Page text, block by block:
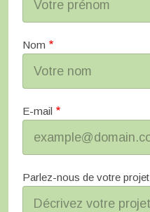
Nom
E-mail
Parlez-nous de votre projet